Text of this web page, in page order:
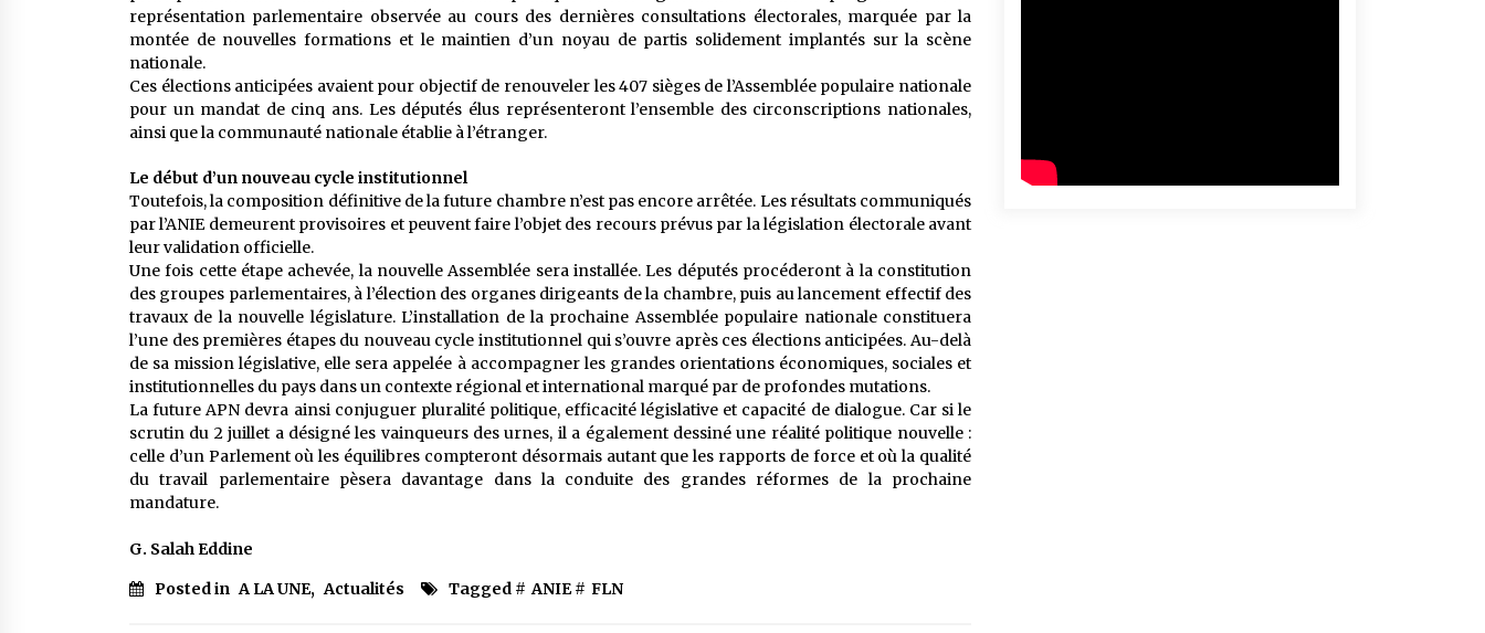
représentation parlementaire observée au cours des dernières consultations électorales, marquée par la
montée de nouvelles formations et le maintien d’un noyau de partis solidement implantés sur la scène
nationale.
Ces élections anticipées avaient pour objectif de renouveler les 407 sièges de l’Assemblée populaire nationale
pour un mandat de cinq ans. Les députés élus représenteront l’ensemble des circonscriptions nationales,
ainsi que la communauté nationale établie à l’étranger.
Le début d’un nouveau cycle institutionnel
Toutefois, la composition définitive de la future chambre n’est pas encore arrêtée. Les résultats communiqués
par l’ANIE demeurent provisoires et peuvent faire l’objet des recours prévus par la législation électorale avant
leur validation officielle.
Une fois cette étape achevée, la nouvelle Assemblée sera installée. Les députés procéderont à la constitution
des groupes parlementaires, à l’élection des organes dirigeants de la chambre, puis au lancement effectif des
travaux de la nouvelle législature. L’installation de la prochaine Assemblée populaire nationale constituera
l’une des premières étapes du nouveau cycle institutionnel qui s’ouvre après ces élections anticipées. Au-delà
de sa mission législative, elle sera appelée à accompagner les grandes orientations économiques, sociales et
institutionnelles du pays dans un contexte régional et international marqué par de profondes mutations.
La future APN devra ainsi conjuguer pluralité politique, efficacité législative et capacité de dialogue. Car si le
scrutin du 2 juillet a désigné les vainqueurs des urnes, il a également dessiné une réalité politique nouvelle :
celle d’un Parlement où les équilibres compteront désormais autant que les rapports de force et où la qualité
du travail parlementaire pèsera davantage dans la conduite des grandes réformes de la prochaine
mandature.
G. Salah Eddine
Posted in A LA UNE, Actualités Tagged # ANIE# FLN